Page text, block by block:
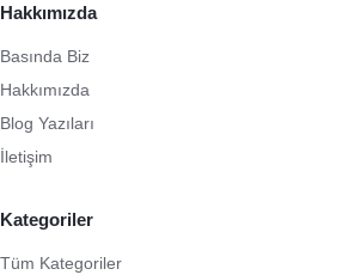
Hakkımızda
Basında Biz
Hakkımızda
Blog Yazıları
İletişim
Kategoriler
Tüm Kategoriler